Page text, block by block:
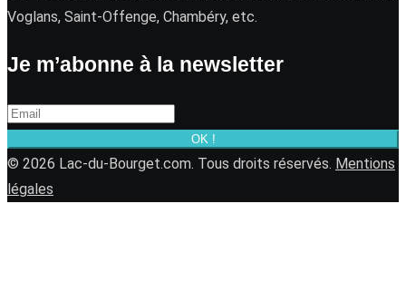
Voglans, Saint-Offenge, Chambéry, etc.
Je m’abonne à la newsletter
OK !
© 2026 Lac-du-Bourget.com. Tous droits réservés. Mentions
légales